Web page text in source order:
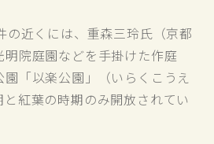
の近くには、重森三玲氏（京都
院庭園などを手掛けた作庭
「以楽公園」（いらくこうえ
紅葉の時期のみ開放されてい